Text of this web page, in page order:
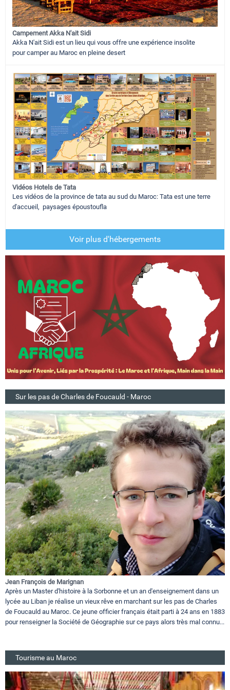
Campement Akka N'ait Sidi
Akka N'ait Sidi est un lieu qui vous offre une expérience insolite
pour camper au Maroc en pleine desert
Vidéos Hotels de Tata
Les vidéos de la province de tata au sud du Maroc: Tata est une terre
d'accueil, paysages époustoufla
Voir plus d'hébergements
Sur les pas de Charles de Foucauld - Maroc
Jean François de Marignan
Après un Master d'histoire à la Sorbonne et un an d'enseignement dans un
lycée au Liban je réalise un vieux rêve en marchant sur les pas de Charles
de Foucauld au Maroc. Ce jeune officier français était parti à 24 ans en 1883
pour renseigner la Société de Géographie sur ce pays alors très mal connu...
Tourisme au Maroc